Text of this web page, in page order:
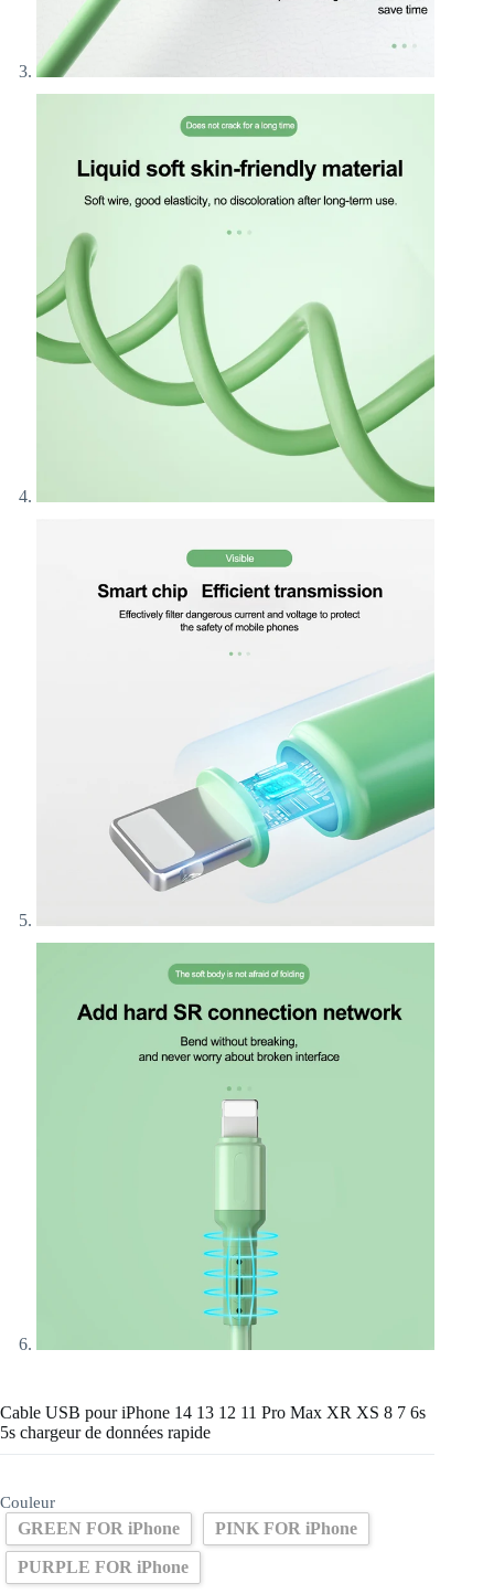
Cable USB pour iPhone 14 13 12 11 Pro Max XR XS 8 7 6s
5s chargeur de données rapide
Couleur
GREEN FOR iPhone PINK FOR iPhone
PURPLE FOR iPhone